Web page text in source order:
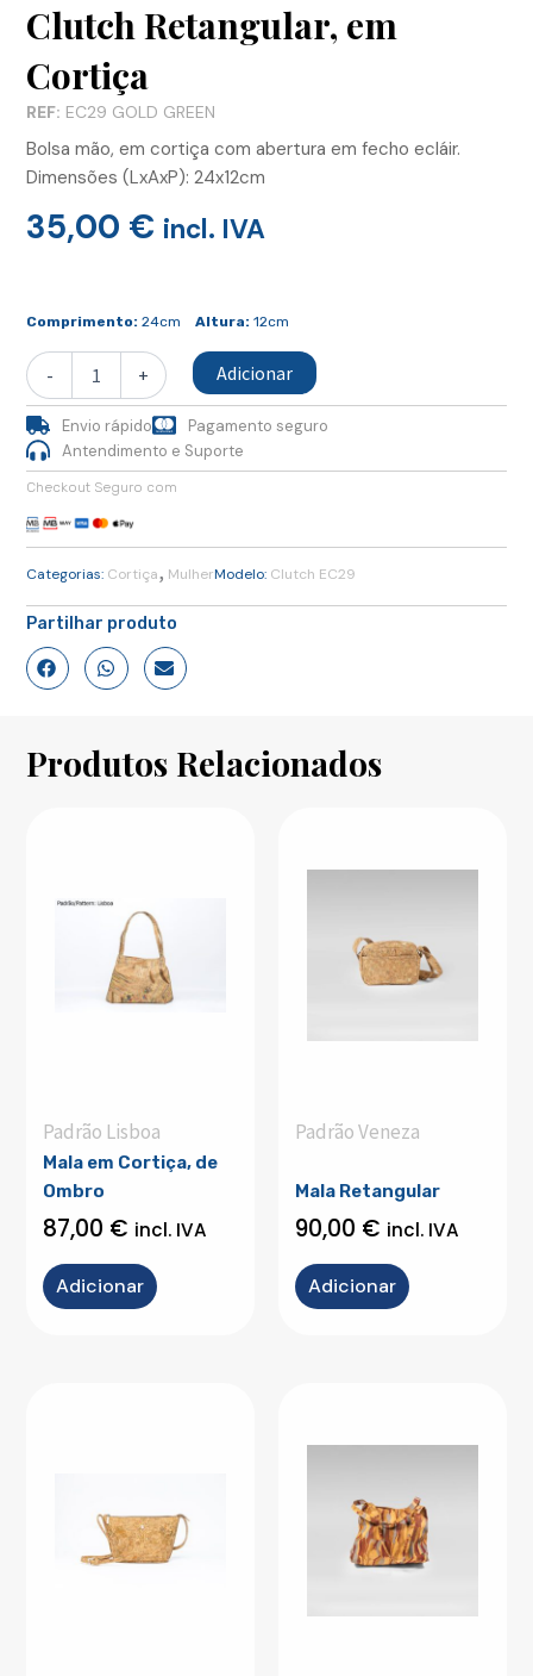
Clutch Retangular, em
Cortiça
REF: EC29 GOLD GREEN
Bolsa mão, em cortiça com abertura em fecho ecláir.
Dimensões (LxAxP): 24x12cm
35,00 € incl. IVA
Comprimento: 24cm Altura: 12cm
-
Clutch
Retangular,
em
Cortiça
+ Adicionar
Envio rápido
Pagamento seguro
Antendimento e Suporte
Checkout Seguro com
Categorias: Cortiça, MulherModelo: Clutch EC29
Partilhar produto
Produtos Relacionados
Padrão Lisboa
Mala em Cortiça, de
Ombro
87,00 € incl. IVA
Adicionar
Padrão Veneza
Mala Retangular
90,00 € incl. IVA
Adicionar